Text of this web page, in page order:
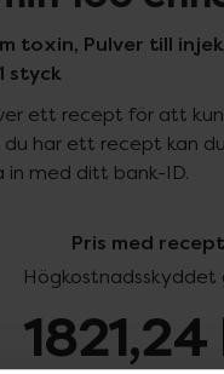
toxin, Pulver till
styck
ett recept för att
du har ett recept kan
med ditt bank-ID.
Pris med recept
Högkostnadsskyddet